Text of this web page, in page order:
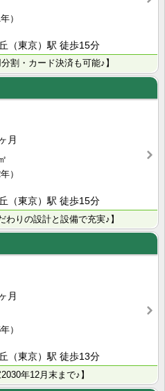
）
（東京）駅 徒歩15分
割・カード決済も可能♪】
月
）
（東京）駅 徒歩15分
わりの設計と設備で充実♪】
月
）
（東京）駅 徒歩13分
年12月末まで♪】